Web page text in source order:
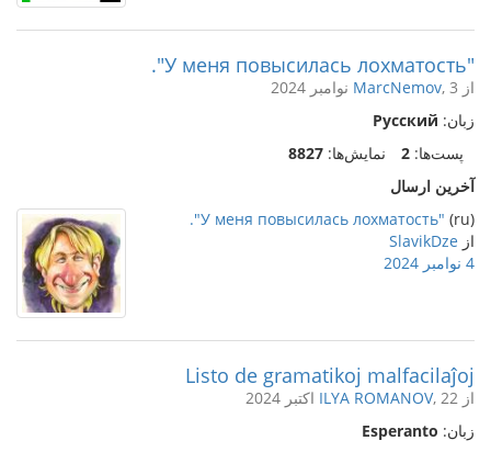
"У меня повысилась лохматость".
از MarcNemov, 3 نوامبر 2024
زبان: Русский
پست‌ها: 2 نمایش‌ها: 8827
آخرین ارسال
(ru)
"У меня повысилась лохматость".
از SlavikDze
4 نوامبر 2024
Listo de gramatikoj malfacilaĵoj
از ILYA ROMANOV, 22 اکتبر 2024
زبان: Esperanto